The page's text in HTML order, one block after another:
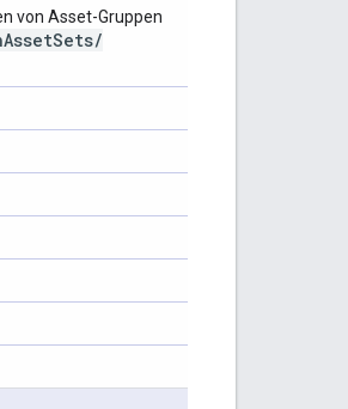
von Asset-Gruppen
AssetSets/